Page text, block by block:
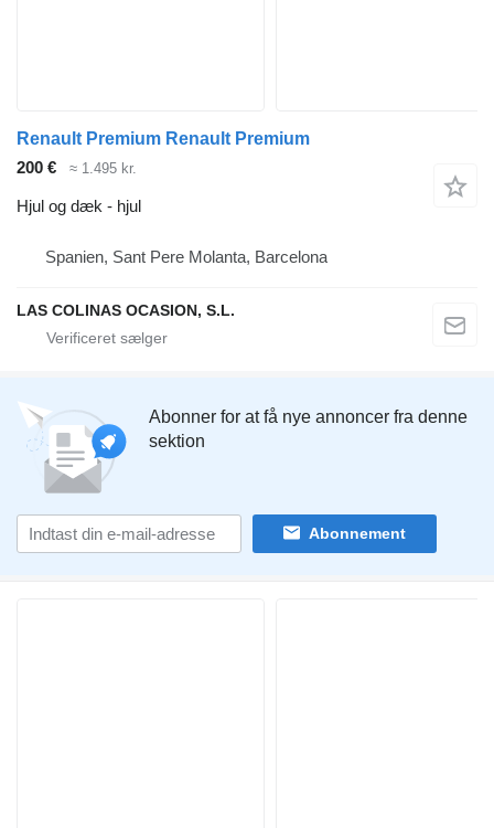
Renault Premium Renault Premium
200 €
≈ 1.495 kr.
Hjul og dæk - hjul
Spanien, Sant Pere Molanta, Barcelona
LAS COLINAS OCASION, S.L.
Abonner for at få nye annoncer fra denne
sektion
Abonnement